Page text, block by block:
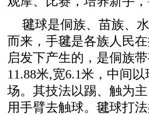
毽球是侗族、苗族、
而来，手毽是各族人民
启发下产生的，是侗族
11.88米,宽6.1米，中间
场。其技法以踢、触为
用手臂去触球。毽球打